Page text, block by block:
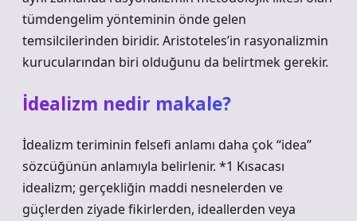
tümdengelim yönteminin önde gelen
temsilcilerinden biridir. Aristoteles’in rasyonalizmin
kurucularından biri olduğunu da belirtmek gerekir.
İdealizm nedir makale?
İdealizm teriminin felsefi anlamı daha çok “idea”
sözcüğünün anlamıyla belirlenir. *1 Kısacası
idealizm; gerçekliğin maddi nesnelerden ve
güçlerden ziyade fikirlerden, ideallerden veya